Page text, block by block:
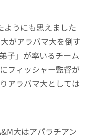
ようにも思えました
がアラバマ大を倒す
子」が率いるチーム
フィッシャー監督が
アラバマ大としては
大はアパラチアン